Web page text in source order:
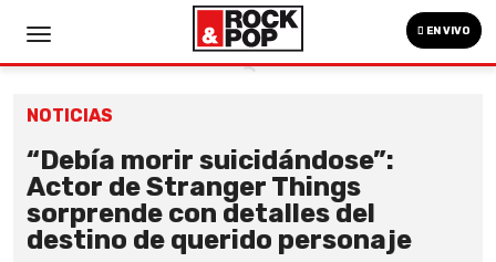
EN VIVO
NOTICIAS
“Debía morir suicidándose”:
Actor de Stranger Things
sorprende con detalles del
destino de querido personaje